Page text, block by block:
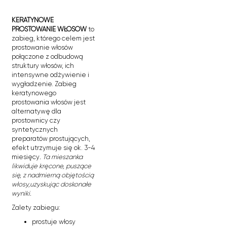
KERATYNOWE
PROSTOWANIE WŁOSÓW to
zabieg, którego celem jest
prostowanie włosów
połączone z odbudową
struktury włosów, ich
intensywne odżywienie i
wygładzenie. Zabieg
keratynowego
prostowania włosów jest
alternatywę dla
prostownicy czy
syntetycznych
preparatów prostujących,
efekt utrzymuje się ok. 3-4
miesięcy. Ta mieszanka
likwiduje kręcone, puszące
się, z nadmierną objętością
włosy,uzyskując doskonałe
wyniki.
Zalety zabiegu:
prostuje włosy